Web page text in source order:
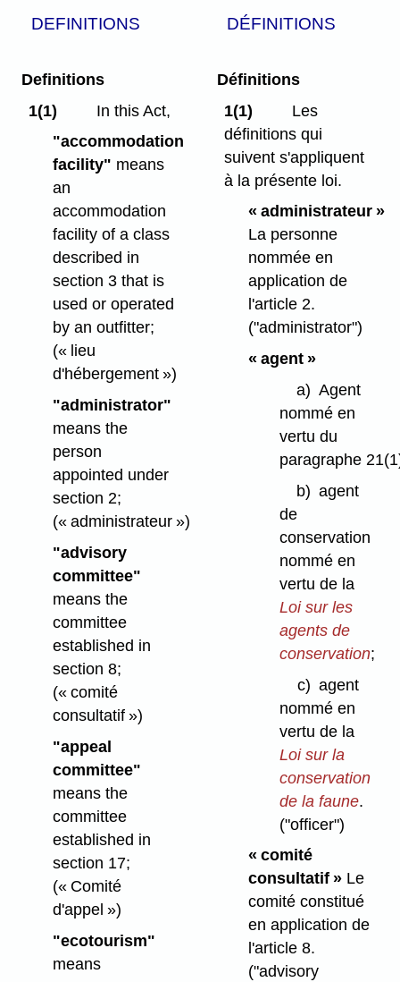
DEFINITIONS DÉFINITIONS
Definitions
1(1)
In this Act,
"accommodation
facility" means
an
accommodation
facility of a class
described in
section 3 that is
used or operated
by an outfitter;
(« lieu
d'hébergement »)
"administrator"
means the
person
appointed under
section 2;
(« administrateur »)
"advisory
committee"
means the
committee
established in
section 8;
(« comité
consultatif »)
"appeal
committee"
means the
committee
established in
section 17;
(« Comité
d'appel »)
"ecotourism"
means
Définitions
1(1)
Les
définitions qui
suivent s'appliquent
à la présente loi.
« administrateur »
La personne
nommée en
application de
l'article 2.
("administrator")
« agent »
a) Agent
nommé en
vertu du
paragraphe
b) agent
de
conservation
nommé en
vertu de la
Loi sur les
agents de
conservation;
c) agent
nommé en
vertu de la
Loi sur la
conservation
de la faune.
("officer")
« comité
consultatif »Le
comité constitué
en application de
l'article 8.
("advisory